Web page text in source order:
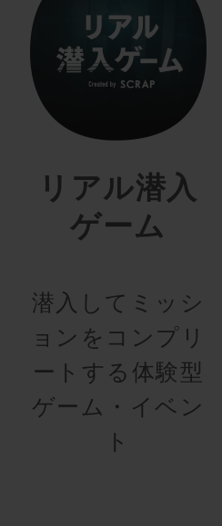
リアル潜入
ゲーム
潜入してミッシ
ョンをコンプリ
ートする体験型
ゲーム・イベン
ト